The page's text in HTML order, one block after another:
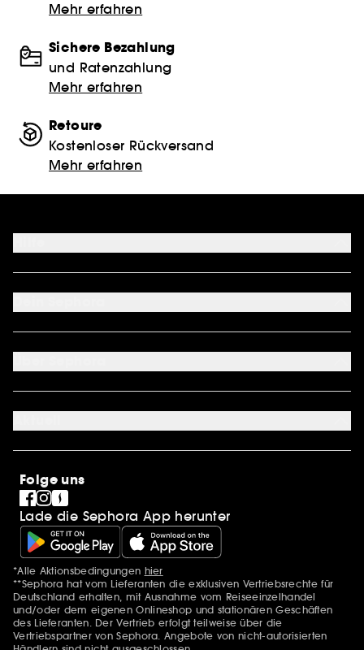
Mehr erfahren
Sichere Bezahlung
und Ratenzahlung
Mehr erfahren
Retoure
Kostenloser Rückversand
Mehr erfahren
FAQ
Kontakt
Mein Konto
Sephora Unlimited
Über uns
Karriere
SEPHORA Prize
Pride
Folge uns
Lade die Sephora App herunter
Zusätzlich Erwähnungen
*Alle Aktionsbedingungen hier
**Sephora hat vom Lieferanten die exklusiven Vertriebsrechte für
Deutschland erhalten, mit Ausnahme vom Reiseeinzelhandel
und/oder dem eigenen Onlineshop und stationären Geschäften
des Lieferanten. Der Vertrieb erfolgt teilweise über die
Vertriebspartner von Sephora. Angebote von nicht-autorisierten